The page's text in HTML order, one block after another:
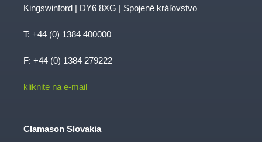
Kingswinford | DY6 8XG | Spojené kráľovstvo
T: +44 (0) 1384 400000
F: +44 (0) 1384 279222
kliknite na e-mail
Clamason Slovakia